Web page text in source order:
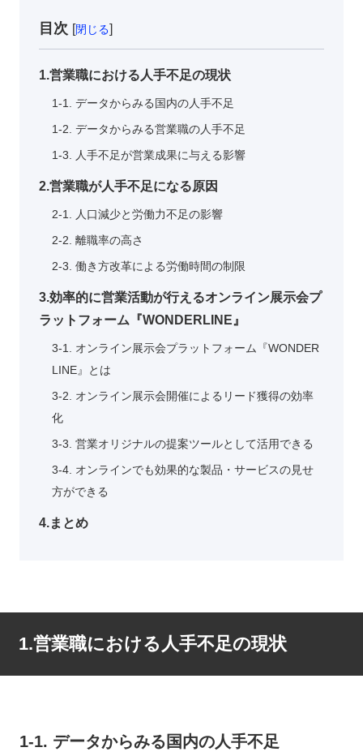
目次 [閉じる]
1.営業職における人手不足の現状
1-1. データからみる国内の人手不足
1-2. データからみる営業職の人手不足
1-3. 人手不足が営業成果に与える影響
2.営業職が人手不足になる原因
2-1. 人口減少と労働力不足の影響
2-2. 離職率の高さ
2-3. 働き方改革による労働時間の制限
3.効率的に営業活動が行えるオンライン展示会プ
ラットフォーム『WONDERLINE』
3-1. オンライン展示会プラットフォーム『WONDER
LINE』とは
3-2. オンライン展示会開催によるリード獲得の効率
化
3-3. 営業オリジナルの提案ツールとして活用できる
3-4. オンラインでも効果的な製品・サービスの見せ
方ができる
4.まとめ
1.営業職における人手不足の現状
1-1. データからみる 国内の人手不足